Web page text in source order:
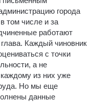
города
том числе и за
работают
Каждый чиновник
с точки
а не
из них уже
Но мы еще
данные